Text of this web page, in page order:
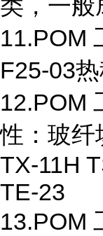
类，一般
11.POM
F25-03
12.POM
性：玻纤
TX-11H
TE-23
13.POM